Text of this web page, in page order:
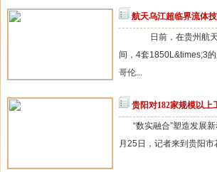
航天乌江超临界流体
日前，在贵州航天
间，4套1850L&times;3
哥伦...
贵阳对182家规模以上
“数实融合”塑造发
月25日，记者来到贵阳